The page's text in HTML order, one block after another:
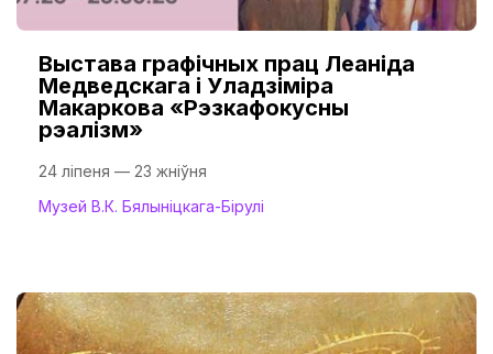
Выстава графічных прац Леаніда
Медведскага і Уладзіміра
Макаркова «Рэзкафокусны
рэалізм»
24 ліпеня — 23 жніўня
Музей В.К. Бялыніцкага-Бірулі